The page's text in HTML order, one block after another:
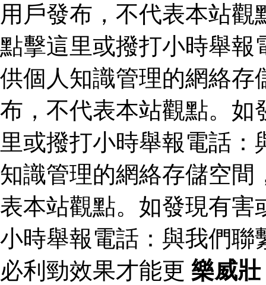
用戶發布，不代表本站
點擊這里或撥打小時舉報
供個人知識管理的網絡存
布，不代表本站觀點。如
里或撥打小時舉報電話
知識管理的網絡存儲空間
表本站觀點。如發現有害
小時舉報電話：與我們聯
必利勁效果才能更 樂威壯